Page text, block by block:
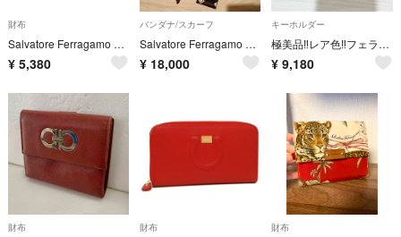
財布
Salvatore Ferragamo フェラガモ ヴァラ レザー 二つ折り 長財布 ウォレット 札入れ 小銭入れ カード入れ イエロー系 DP6228
¥ 5,380
バンダナ/スカーフ
Salvatore Ferragamo ガンチーニ スカーフ サルバトーレ
¥ 18,000
キーホルダー
極美品‼️レア色‼️フェラガモ ヴァラリボン キーリング チャーム ミントグリーン
¥ 9,180
財布 財布 財布